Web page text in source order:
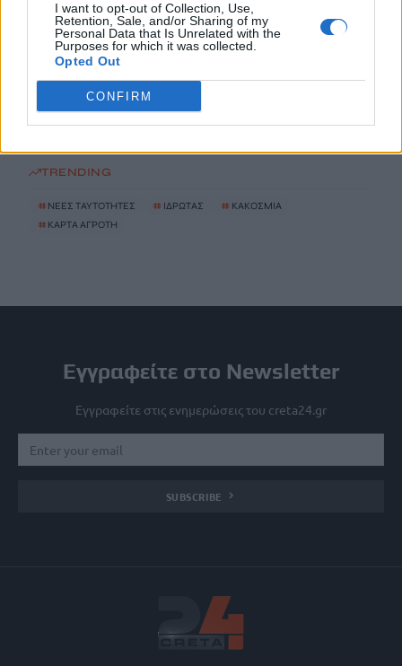
I want to opt-out of Collection, Use,
Retention, Sale, and/or Sharing of my
Personal Data that Is Unrelated with the
Purposes for which it was collected.
Opted Out
CONFIRM
6 Αυγούστου, 2026
ΟΠΕΚΑ: Νέα πληρωμή στις 7 Αυγούστου για τρίτεκνες και
πολύτεκνες οικογένειες
6 Αυγούστου, 2026
TRENDING
# ΝΕΕΣ ΤΑΥΤΟΤΗΤΕΣ # ΙΔΡΩΤΑΣ # ΚΑΚΟΣΜΙΑ
# ΚΑΡΤΑ ΑΓΡΟΤΗ
Εγγραφείτε στο Newsletter
Εγγραφείτε στις ενημερώσεις του creta24.gr
SUBSCRIBE